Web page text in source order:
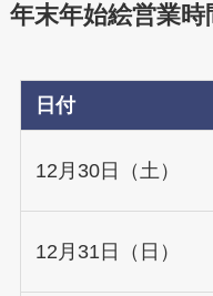
年末年始絵営業
日付
12月30日（土）
12月31日（日）